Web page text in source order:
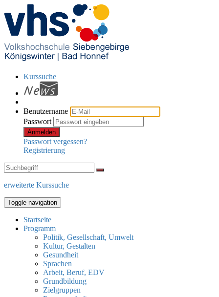
Kurssuche
Benutzername
Passwort
Anmelden
Passwort vergessen?
Registrierung
erweiterte Kurssuche
Toggle navigation
Startseite
Programm
Politik, Gesellschaft, Umwelt
Kultur, Gestalten
Gesundheit
Sprachen
Arbeit, Beruf, EDV
Grundbildung
Zielgruppen